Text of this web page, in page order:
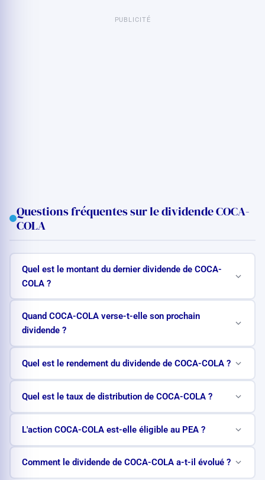
PUBLICITÉ
Questions fréquentes sur le dividende COCA-
COLA
Quel est le montant du dernier dividende de COCA-
COLA ?
Quand COCA-COLA verse-t-elle son prochain
dividende ?
Quel est le rendement du dividende de COCA-COLA ?
Quel est le taux de distribution de COCA-COLA ?
L'action COCA-COLA est-elle éligible au PEA ?
Comment le dividende de COCA-COLA a-t-il évolué ?